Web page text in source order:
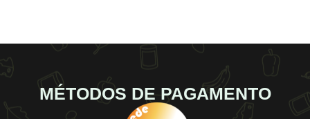
MÉTODOS DE PAGAMENTO